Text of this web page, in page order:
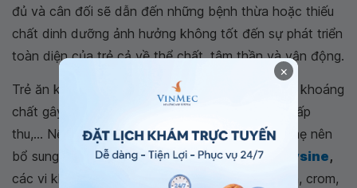
đủ và cân đối sẽ dẫn đến những bệnh thừa hoặc thiếu
chất dinh dưỡng ảnh hưởng không tốt đến sự phát triển
toàn diện của trẻ cả về thể chất, tâm thần và vận động.
Trẻ ăn không đúng cách có nguy cơ thiếu các vi khoáng
chất gây ra tình trạng biếng ăn, chậm lớn, kém hấp
thu,... Nếu nhận thấy các dấu hiệu kể trên, cha mẹ nên
bổ sung cho trẻ các sản phẩm hỗ trợ có chứa
lysine,
các vi khoáng chất và vitamin thiết yếu như kẽm, crom,
×